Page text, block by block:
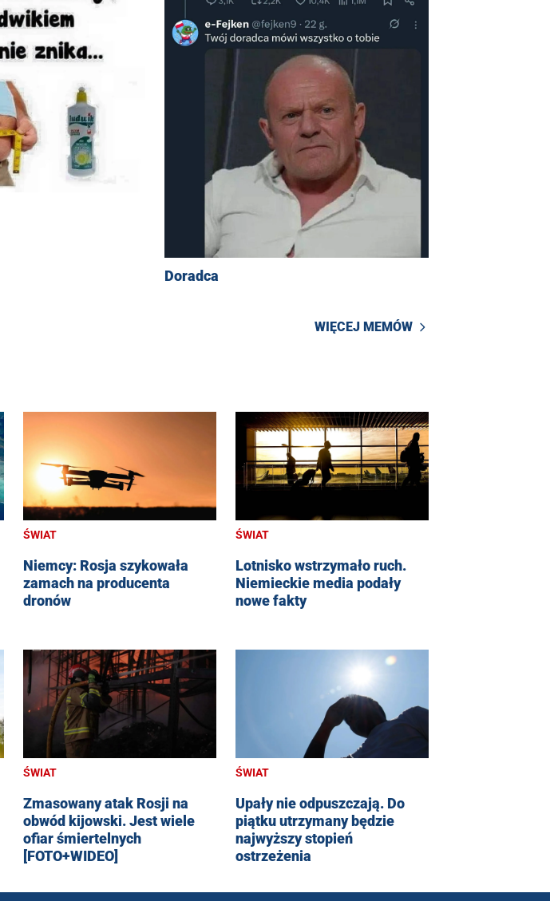
Doradca
WIĘCEJ MEMÓW
ŚWIAT
Niemcy: Rosja szykowała
zamach na producenta
dronów
ŚWIAT
Lotnisko wstrzymało ruch.
Niemieckie media podały
nowe fakty
ŚWIAT
Zmasowany atak Rosji na
obwód kijowski. Jest wiele
ofiar śmiertelnych
[FOTO+WIDEO]
ŚWIAT
Upały nie odpuszczają. Do
piątku utrzymany będzie
najwyższy stopień
ostrzeżenia